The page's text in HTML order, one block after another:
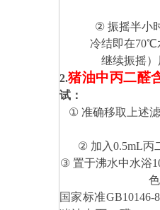
② 振摇半小
冷结即在70℃
继续振摇
2.猪油中丙二醛
试 ：
① 准确移取上述
② 加入0.5mL丙
③ 置于沸水中水浴1
国家标准GB10146-